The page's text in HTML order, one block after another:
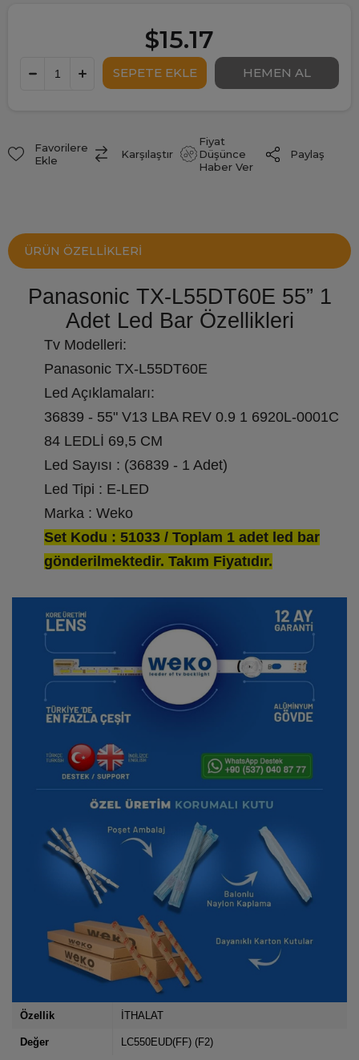
$15.17
Favorilere
Ekle
Karşılaştır
Fiyat
Düşünce
Haber Ver
Paylaş
ÜRÜN ÖZELLIKLERI
Panasonic TX-L55DT60E 55” 1
Adet Led Bar Özellikleri
Tv Modelleri:
Panasonic TX-L55DT60E
Led Açıklamaları:
36839 - 55" V13 LBA REV 0.9 1 6920L-0001C
84 LEDLİ 69,5 CM
Led Sayısı : (36839 - 1 Adet)
Led Tipi : E-LED
Marka : Weko
Set Kodu : 51033 / Toplam 1 adet led bar
gönderilmektedir. Takım Fiyatıdır.
Özellik İTHALAT
Değer LC550EUD(FF) (F2)